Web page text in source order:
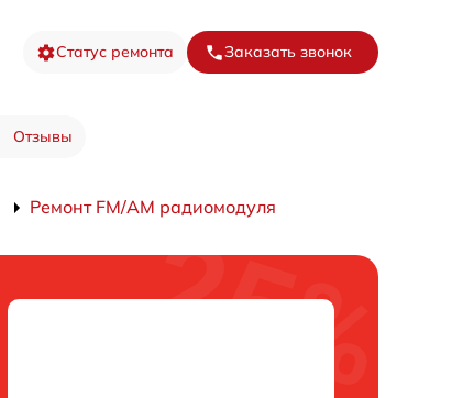
Статус ремонта Заказать звонок
Отзывы
Ремонт FM/AM радиомодуля